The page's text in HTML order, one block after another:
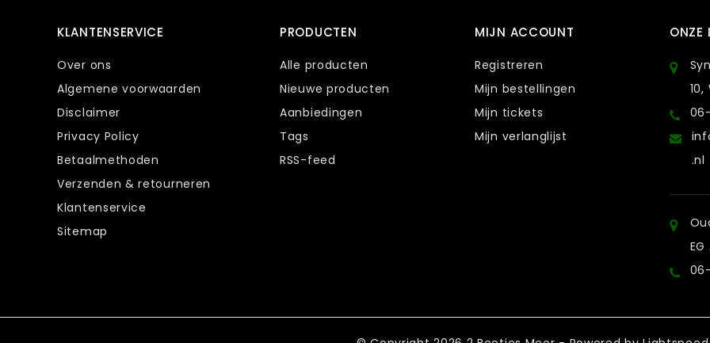
KLANTENSERVICE
Over ons
Algemene voorwaarden
Disclaimer
Privacy Policy
Betaalmethoden
Verzenden & retourneren
Klantenservice
Sitemap
PRODUCTEN
Alle producten
Nieuwe producten
Aanbiedingen
Tags
RSS-feed
MIJN ACCOUNT
Registreren
Mijn bestellingen
Mijn tickets
Mijn verlanglijst
ONZE
.nl